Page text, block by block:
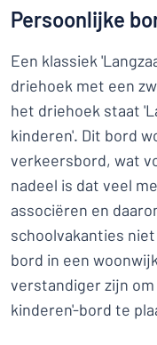
Persoonlijke
Een klassiek
driehoek met een
het driehoek staat
kinderen'. Dit bord
verkeersbord, wat
nadeel is dat veel
associëren en
schoolvakanties
bord in een
verstandiger zijn
kinderen'-bord te